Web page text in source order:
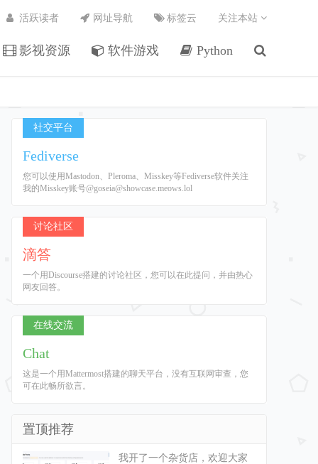
影视资源 软件游戏 Python
活跃读者 网址导航 标签云 关注本站
社交平台
Fediverse
您可以使用Mastodon、Pleroma、Misskey等Fediverse软件关注
我的Misskey账号@goseia@showcase.meows.lol
讨论社区
滴答
一个用Discourse搭建的讨论社区，您可以在此提问，并由热心
网友回答。
在线交流
Chat
这是一个用Mattermost搭建的聊天平台，没有互联网审查，您
可在此畅所欲言。
置顶推荐
我开了一个杂货店，欢迎大家